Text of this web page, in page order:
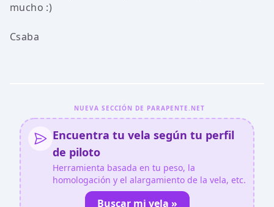
mucho :)
Csaba
NUEVA SECCIÓN DE PARAPENTE.NET
Encuentra tu vela según tu perfil
de piloto
Herramienta basada en tu peso, la
homologación y el alargamiento de la vela, etc.
Buscar mi vela »